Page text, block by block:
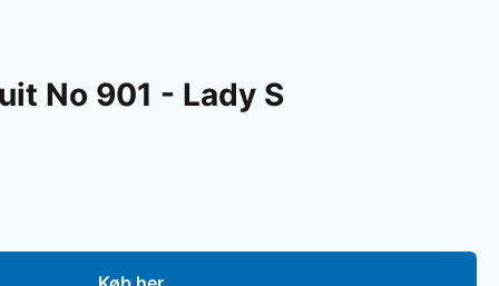
No 901 - Lady S